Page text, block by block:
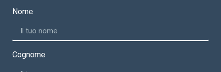
Nome
Cognome